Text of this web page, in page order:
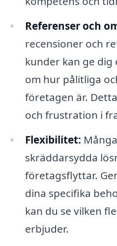
Referenser och
recensioner och
kunder kan ge
om hur pålitliga
företagen är.
och frustration i
Flexibilitet:
skräddarsydda
företagsflyttar.
dina specifika
kan du se vilken
erbjuder.